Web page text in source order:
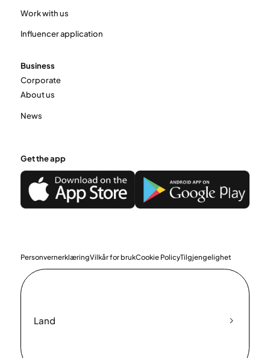
Work with us
Influencer application
Business
Corporate
About us
News
Get the app
PersonvernerklæringVilkår for brukCookie PolicyTilgjengelighet
Land